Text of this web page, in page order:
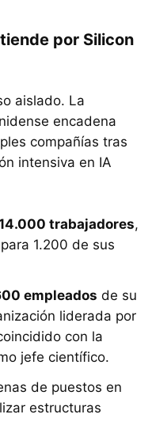
por Silicon
aislado. La
encadena
compañías tras
intensiva en IA
trabajadores,
1.200 de sus
empleados de su
liderada por
con la
jefe científico.
de puestos en
estructuras